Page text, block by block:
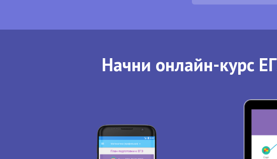
Начни онлайн-курс